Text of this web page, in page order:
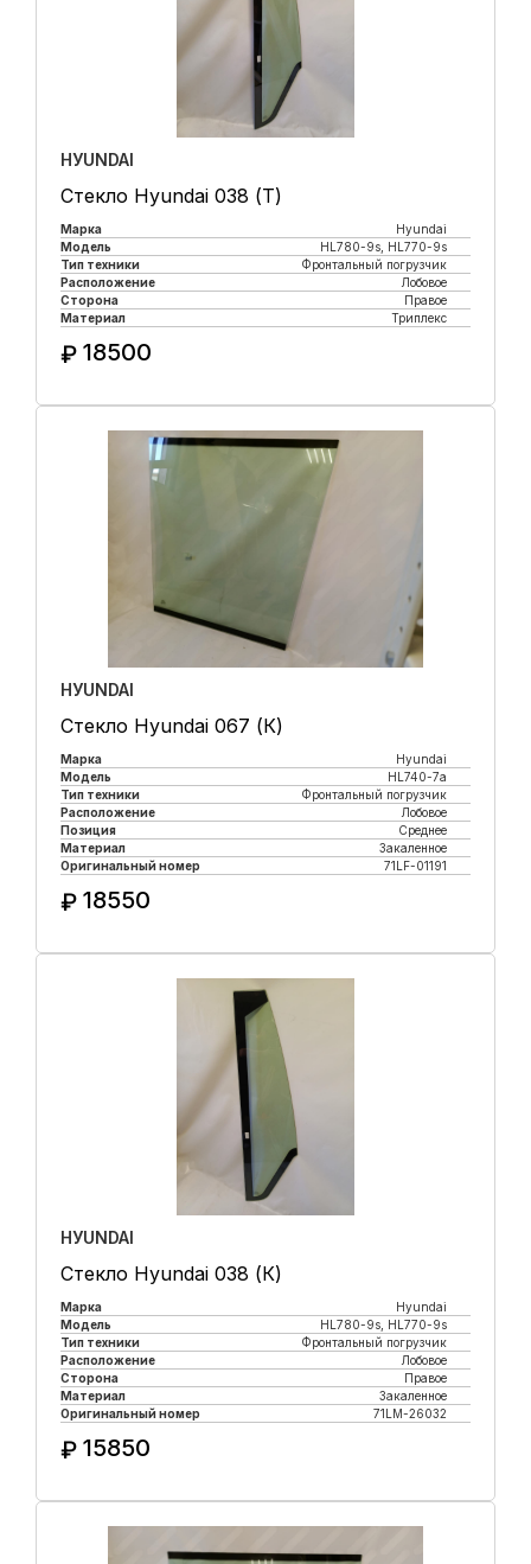
HУUNDAI
Стекло Hyundai 038 (Т)
Марка
Hyundai
Модель
HL780-9s, HL770-9s
Тип техники
Фронтальный погрузчик
Расположение
Лобовое
Сторона
Правое
Материал
Триплекс
₽ 18500
HУUNDAI
Стекло Hyundai 067 (К)
Марка
Hyundai
Модель
HL740-7a
Тип техники
Фронтальный погрузчик
Расположение
Лобовое
Позиция
Среднее
Материал
Закаленное
Оригинальный номер
71LF-01191
₽ 18550
HУUNDAI
Стекло Hyundai 038 (К)
Марка
Hyundai
Модель
HL780-9s, HL770-9s
Тип техники
Фронтальный погрузчик
Расположение
Лобовое
Сторона
Правое
Материал
Закаленное
Оригинальный номер
71LM-26032
₽ 15850